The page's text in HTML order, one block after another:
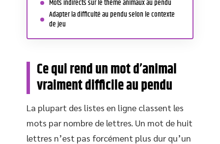
Mots indirects sur le thème animaux au pendu
Adapter la difficulté au pendu selon le contexte
de jeu
Ce qui rend un mot d’animal
vraiment difficile au pendu
La plupart des listes en ligne classent les
mots par nombre de lettres. Un mot de huit
lettres n’est pas forcément plus dur qu’un